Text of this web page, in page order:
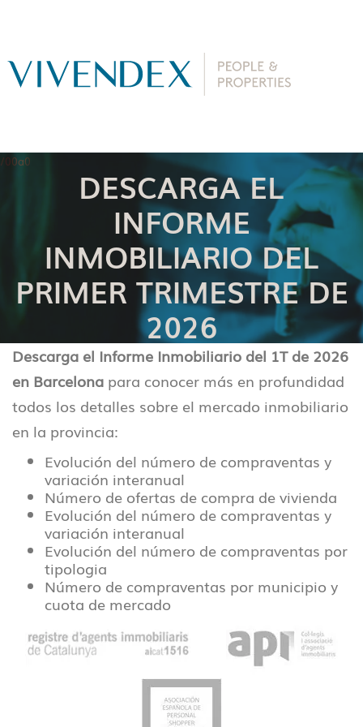
DESCARGA EL
INFORME
INMOBILIARIO DEL
PRIMER TRIMESTRE DE
2026
Descarga el Informe Inmobiliario del 1T de 2026
en Barcelona para conocer más en profundidad
todos los detalles sobre el mercado inmobiliario
en la provincia:
Evolución del número de compraventas y
variación interanual
Número de ofertas de compra de vivienda
Evolución del número de compraventas y
variación interanual
Evolución del número de compraventas por
tipologia
Número de compraventas por municipio y
cuota de mercado